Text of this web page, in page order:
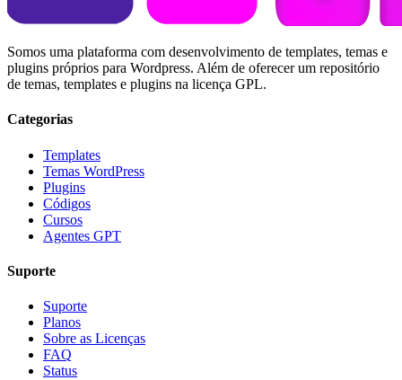
Somos uma plataforma com desenvolvimento de templates, temas e
plugins próprios para Wordpress. Além de oferecer um repositório
de temas, templates e plugins na licença GPL.
Categorias
Templates
Temas WordPress
Plugins
Códigos
Cursos
Agentes GPT
Suporte
Suporte
Planos
Sobre as Licenças
FAQ
Status